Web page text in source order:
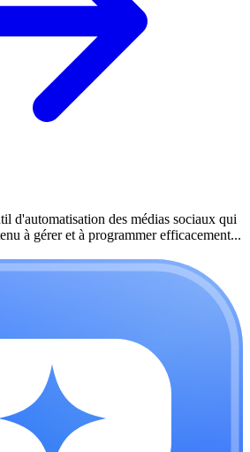
d'automatisation des médias sociaux qui
à gérer et à programmer efficacement...